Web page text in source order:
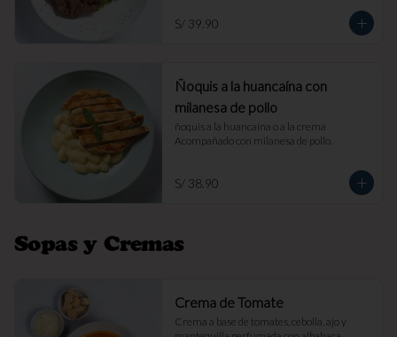
S/ 39.90
Ñoquis a la huancaína con
milanesa de pollo
ñoquis a la huancaína o a la crema
Acompañado con milanesa de pollo.
S/ 38.90
Sopas y Cremas
Crema de Tomate
Crema a base de tomates, cebolla, ajo y